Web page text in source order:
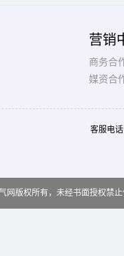
营销
商务合
媒资合
客服电
网版权所有，未经书面授权